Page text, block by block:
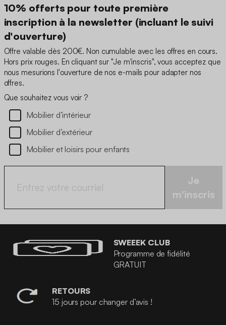
10% offerts pour toute première
inscription à la newsletter (incluant le suivi
d'ouverture)
Offre valable dès 200€. Non cumulable avec les offres en cours.
Hors prix rouges. En cliquant sur "Je m'inscris", vous acceptez que
nous mesurions l'ouverture de nos e-mails pour adapter nos
offres.
Que souhaitez vous voir ?
Mobilier d’intérieur
Mobilier d’extérieur
Mobilier et loisirs pour enfants
Je
m'inscris
SWEEEK CLUB
Programme de fidélité
GRATUIT
RETOURS
15 jours pour changer d’avis !